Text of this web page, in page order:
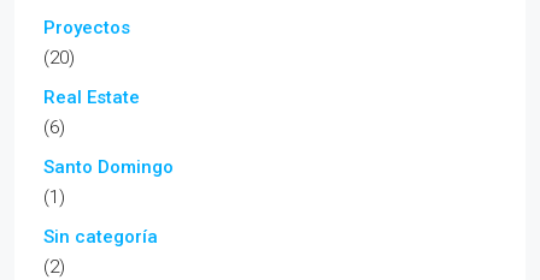
Proyectos
(20)
Real Estate
(6)
Santo Domingo
(1)
Sin categoría
(2)